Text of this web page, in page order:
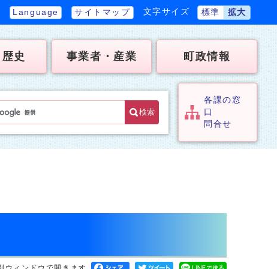
Language サイトマップ 文字サイズ 標準 拡大
史 事業者・産業 町政情報
検索
各課の窓
口
問合せ